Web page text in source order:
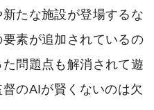
たな施設が登場するな
素が追加されているの
問題点も解消されて遊
のAIが賢くないのは欠